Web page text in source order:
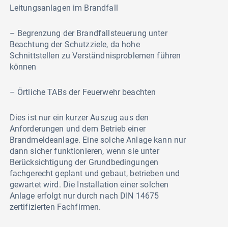
Leitungsanlagen im Brandfall
– Begrenzung der Brandfallsteuerung unter
Beachtung der Schutzziele, da hohe
Schnittstellen zu Verständnisproblemen führen
können
– Örtliche TABs der Feuerwehr beachten
Dies ist nur ein kurzer Auszug aus den
Anforderungen und dem Betrieb einer
Brandmeldeanlage. Eine solche Anlage kann nur
dann sicher funktionieren, wenn sie unter
Berücksichtigung der Grundbedingungen
fachgerecht geplant und gebaut, betrieben und
gewartet wird. Die Installation einer solchen
Anlage erfolgt nur durch nach DIN 14675
zertifizierten Fachfirmen.